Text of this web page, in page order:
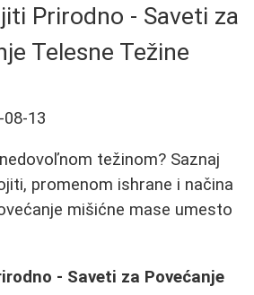
Prirodno - Saveti za
Telesne Težine
08-13
težinom? Saznaj
promenom ishrane i načina
mišićne mase umesto
- Saveti za Povećanje